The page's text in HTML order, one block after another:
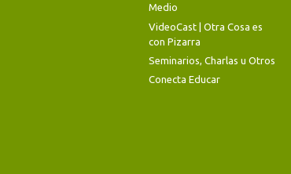
Medio
VideoCast | Otra Cosa es
con Pizarra
Seminarios, Charlas u Otros
Conecta Educar